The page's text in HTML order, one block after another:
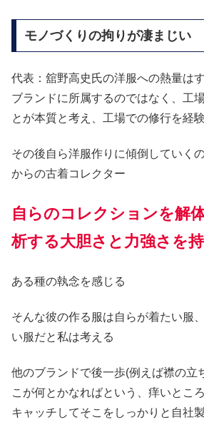
モノづくりの拘りが凄まじい
代表：舘野高史氏の洋服への熱量は
ブランドに所属するのではなく、工
とが本質と考え、工場での修行を経験
その後自ら洋服作りに傾倒していく
からの古着コレクター
自らのコレクションを解
析する大胆さと力強さを
ある種の執念を感じる
そんな彼の作る服は自らが着たい服
い服だと私は考える
他のブランドで後一歩(例えば襟の立
こが何とかなればという、痒いとこ
キャッチしてそこをしっかりと自社